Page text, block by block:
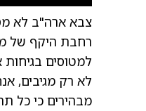
צבא ארה"ב לא
רחבת היקף של
למטוסים בגיחות
לא רק מגיבים,
מבהירים כי כל